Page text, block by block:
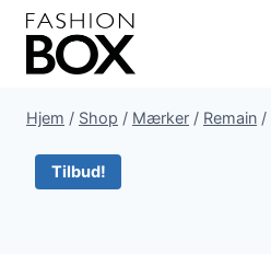
Fortsæt
indhold
Hjem / Shop / Mærker / Remain /
Tilbud!